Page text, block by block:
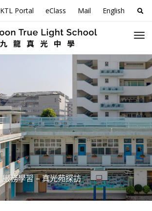
KTL Portal eClass Mail English
搜
尋
關
於
服務學習 – 真光苑探訪